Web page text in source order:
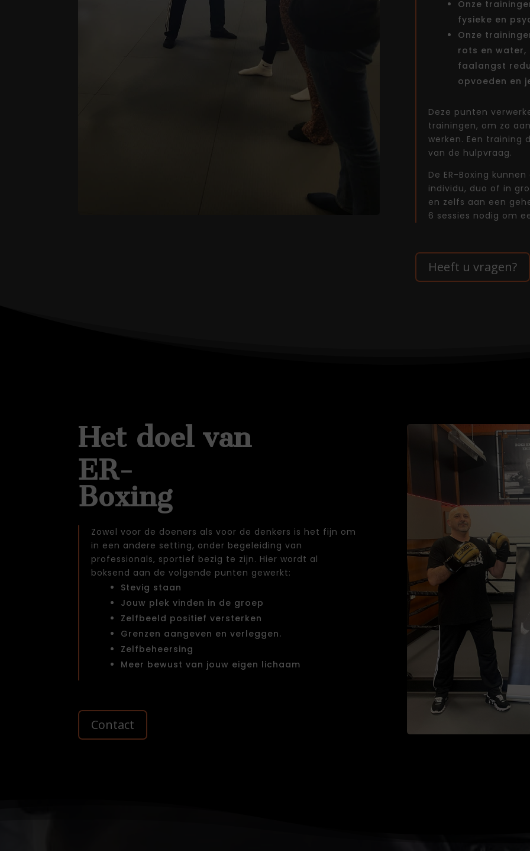
Onze
fysieke en
Onze
rots en water,
faalangst
opvoeden en
Deze punten
trainingen, om zo
werken. Een training
van de hulpvraag.
De ER-Boxing
individu, duo of in
en zelfs aan een
6 sessies nodig om
Heeft u vragen?
Het doel van
ER-
Boxing
Zowel voor de doeners als voor de denkers is het fijn om
in een andere setting, onder begeleiding van
professionals, sportief bezig te zijn. Hier wordt al
boksend aan de volgende punten gewerkt:
Stevig staan
Jouw plek vinden in de groep
Zelfbeeld positief versterken
Grenzen aangeven en verleggen.
Zelfbeheersing
Meer bewust van jouw eigen lichaam
Contact